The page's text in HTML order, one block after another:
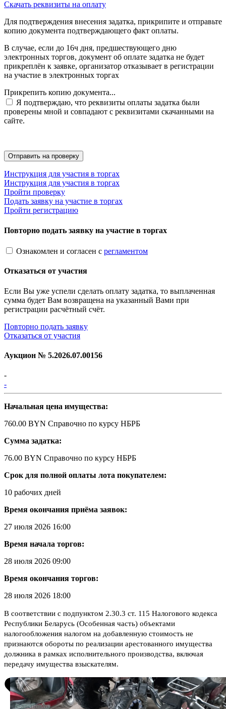
Скачать реквизиты на оплату
Для подтверждения внесения задатка, прикрипите и отправьте
копию документа подтверждающего факт оплаты.
В случае, если до 16ч дня, предшествующего дню
электронных торгов, документ об оплате задатка не будет
прикреплён к заявке, организатор отказывает в регистрации
на участие в электронных торгах
Прикрепить копию документа...
Я подтверждаю, что реквизиты оплаты задатка были
проверены мной и совпадают с реквизитами скачанными на
сайте.
Инструкция для участия в торгах
Инструкция для участия в торгах
Пройти проверку
Подать заявку на участие в торгах
Пройти регистрацию
Повторно подать заявку на участие в торгах
Ознакомлен и согласен с регламентом
Отказаться от участия
Если Вы уже успели сделать оплату задатка, то выплаченная
сумма будет Вам возвращена на указанный Вами при
регистрации расчётный счёт.
Повторно подать заявку
Отказаться от участия
Аукцион № 5.2026.07.00156
-
-
Начальная цена имущества:
760.00 BYN Справочно по курсу НБРБ
Сумма задатка:
76.00 BYN Справочно по курсу НБРБ
Срок для полной оплаты лота покупателем:
10 рабочих дней
Время окончания приёма заявок:
27 июля 2026 16:00
Время начала торгов:
28 июля 2026 09:00
Время окончания торгов:
28 июля 2026 18:00
В соответствии с подпунктом 2.30.3 ст. 115 Налогового кодекса
Республики Беларусь (Особенная часть) объектами
налогообложения налогом на добавленную стоимость не
признаются обороты по реализации арестованного имущества
должника в рамках исполнительного производства, включая
передачу имущества взыскателям.